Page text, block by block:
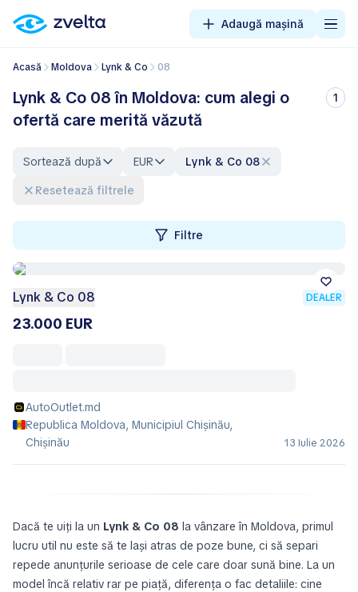
Adaugă mașină
Acasă Moldova Lynk & Co 08
Lynk & Co 08 în Moldova: cum alegi o
ofertă care merită văzută
1
Sortează după EUR
Lynk & Co 08
Resetează filtrele
Filtre
Lynk & Co 08 DEALER
23.000 EUR
AutoOutlet.md
Republica Moldova, Municipiul Chișinău,
Chișinău
13 Iulie 2026
Dacă te uiți la un Lynk & Co 08 la vânzare în Moldova, primul
lucru util nu este să te lași atras de poze bune, ci să separi
repede anunțurile serioase de cele care doar sună bine. La un
model încă relativ rar pe piață, diferența o fac detaliile: cine